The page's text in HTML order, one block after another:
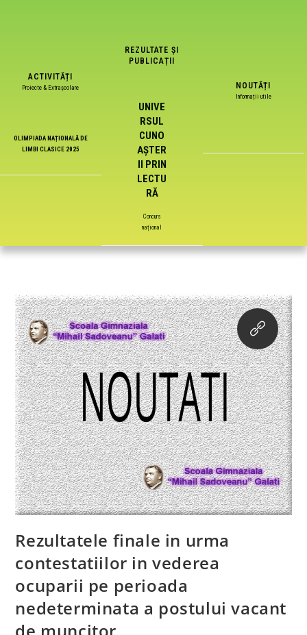
ACTIVITĂȚI
Proiecte & Extrașcolare
OLIMPIADA NAȚIONALĂ DE
LIMBI CLASICE 2025
REZULTATE ȘI
PUBLICAȚII
UNIVE
RSUL
CUNO
AȘTER
II PRIN
LECTU
RĂ
Concurs
național
NOUTĂȚI
Informații utile
Rezultatele finale in urma
contestatiilor in vederea
ocuparii pe perioada
nedeterminata a postului vacant